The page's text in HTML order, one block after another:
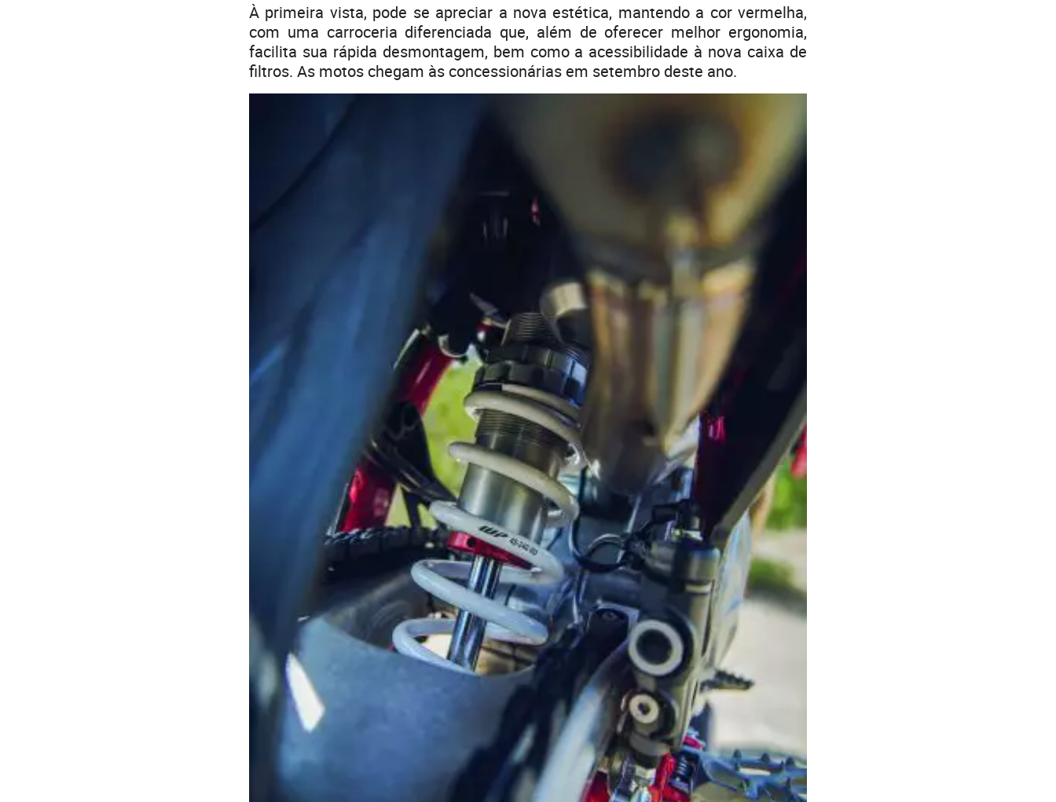
À primeira vista, pode se apreciar a nova estética, mantendo a cor vermelha,
com uma carroceria diferenciada que, além de oferecer melhor ergonomia,
facilita sua rápida desmontagem, bem como a acessibilidade à nova caixa de
filtros. As motos chegam às concessionárias em setembro deste ano.